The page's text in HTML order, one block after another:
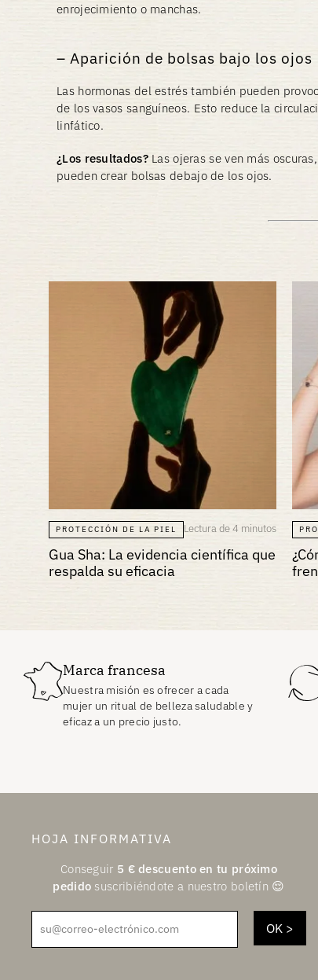
enrojecimiento o manchas.
Aparición de bolsas bajo los ojos
Las hormonas del estrés también pueden
de los vasos sanguíneos. Esto reduce la
linfático.
¿Los resultados?Las ojeras se ven más
pueden crear bolsas debajo de los ojos.
PROTECCIÓN DE LA PIEL Lectura de 4 minutos
Gua Sha: La evidencia científica que
respalda su eficacia
Marca francesa
Nuestra misión es ofrecer a cada
mujer un ritual de belleza saludable y
eficaz a un precio justo.
HOJA INFORMATIVA
Conseguir 5 €descuento en tu próximo
pedido suscribiéndote a nuestro boletín 😌
su@correo-electrónico.com